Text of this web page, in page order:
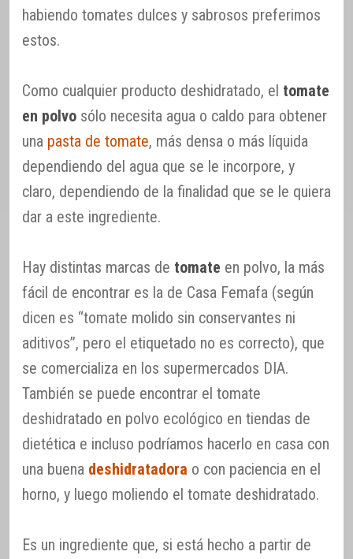
habiendo tomates dulces y sabrosos preferimos
estos.
Como cualquier producto deshidratado, el tomate
en polvo sólo necesita agua o caldo para obtener
una pasta de tomate, más densa o más líquida
dependiendo del agua que se le incorpore, y
claro, dependiendo de la finalidad que se le quiera
dar a este ingrediente.
Hay distintas marcas de tomate en polvo, la más
fácil de encontrar es la de Casa Femafa (según
dicen es “tomate molido sin conservantes ni
aditivos”, pero el etiquetado no es correcto), que
se comercializa en los supermercados DIA.
También se puede encontrar el tomate
deshidratado en polvo ecológico en tiendas de
dietética e incluso podríamos hacerlo en casa con
una buena deshidratadora o con paciencia en el
horno, y luego moliendo el tomate deshidratado.
Es un ingrediente que, si está hecho a partir de